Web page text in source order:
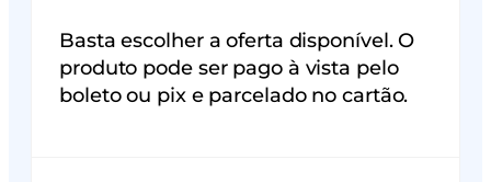
Basta escolher a oferta disponível. O
produto pode ser pago à vista pelo
boleto ou pix e parcelado no cartão.